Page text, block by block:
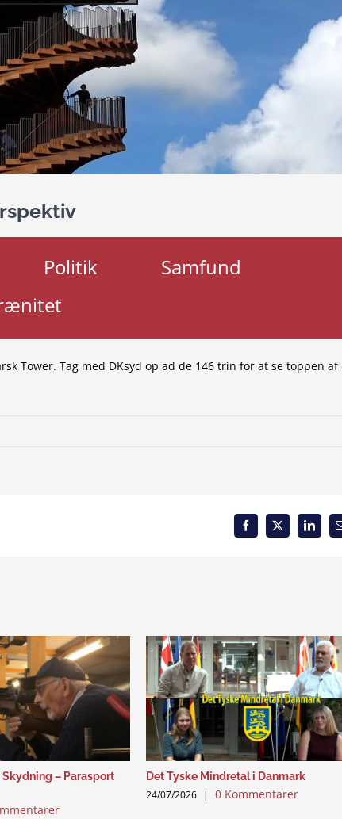
Politik
Samfund
Tower. Tag med DKsyd op ad de 146 trin for at se toppen af
Facebook
X
– Parasport Det Tyske Mindretal i Danmark
24/07/2026 | 0 Kommentarer